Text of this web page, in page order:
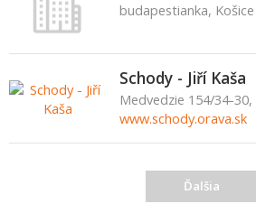
Schody - Jiří Kaša
Medvedzie 154/34-
www.schody.orava.sk
Ďalšia